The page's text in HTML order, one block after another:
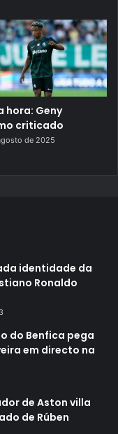
hora: Geny
criticado
de 2025
identidade da
Ronaldo
do Benfica pega
em directo na
de Aston villa
de Rúben